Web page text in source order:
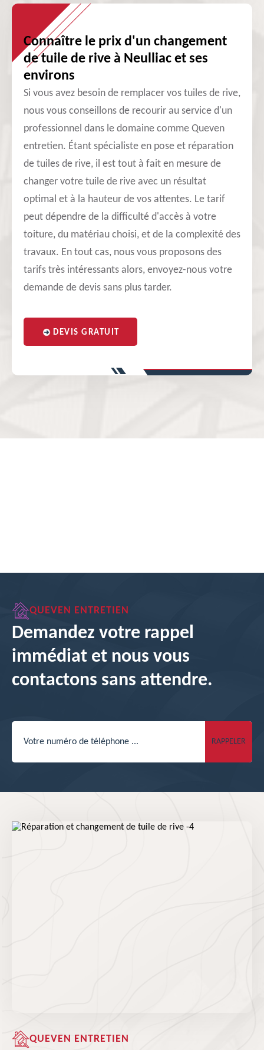
Connaître le prix d'un changement
de tuile de rive à Neulliac et ses
environs
Si vous avez besoin de remplacer vos tuiles de rive,
nous vous conseillons de recourir au service d'un
professionnel dans le domaine comme Queven
entretien. Étant spécialiste en pose et réparation
de tuiles de rive, il est tout à fait en mesure de
changer votre tuile de rive avec un résultat
optimal et à la hauteur de vos attentes. Le tarif
peut dépendre de la difficulté d'accès à votre
toiture, du matériau choisi, et de la complexité des
travaux. En tout cas, nous vous proposons des
tarifs très intéressants alors, envoyez-nous votre
demande de devis sans plus tarder.
DEVIS GRATUIT
QUEVEN ENTRETIEN
Demandez votre rappel
immédiat et nous vous
contactons sans attendre.
QUEVEN ENTRETIEN